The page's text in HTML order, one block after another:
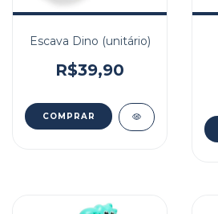
Escava Dino (unitário)
R$39,90